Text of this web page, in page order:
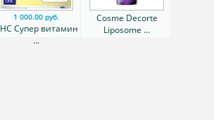
1 000.00 руб.
Супер витамин
...
Cosme Decorte
Liposome ...